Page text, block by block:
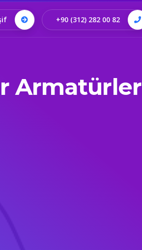
+90 (312) 282 00 82
Armatürler